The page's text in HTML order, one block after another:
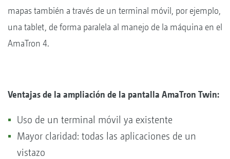
mapas también a través de un terminal móvil, por ejemplo,
una tablet, de forma paralela al manejo de la máquina en el
AmaTron 4.
Ventajas de la ampliación de la pantalla AmaTron Twin:
Uso de un terminal móvil ya existente
Mayor claridad: todas las aplicaciones de un
vistazo